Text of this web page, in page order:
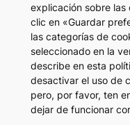
explicación sobre las
clic en «Guardar
las categorías de
seleccionado en la
describe en esta
desactivar el uso de
pero, por favor, ten
dejar de funcionar